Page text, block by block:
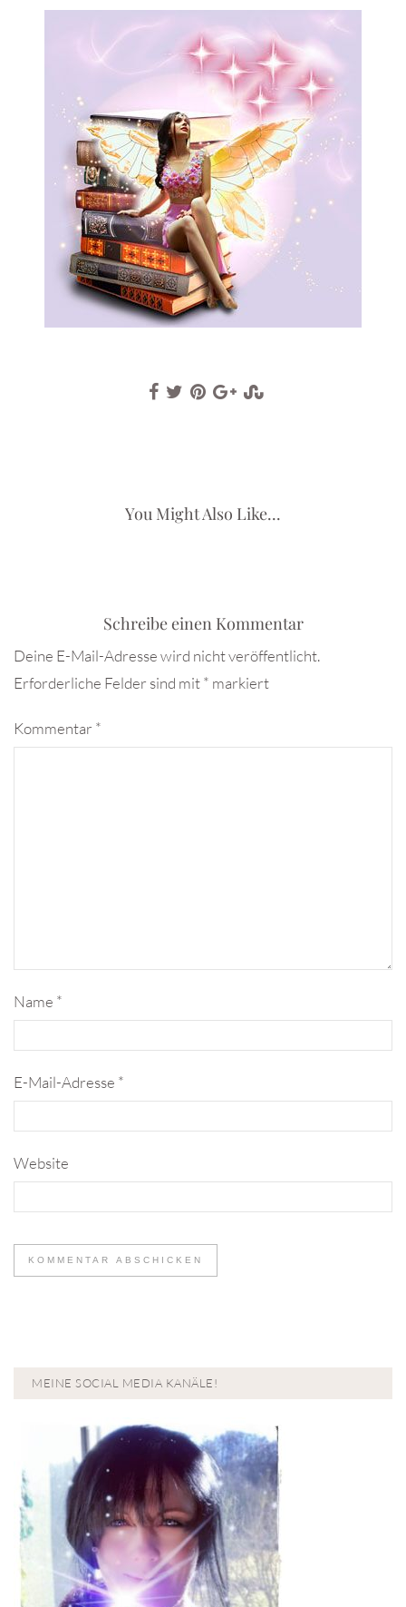
You Might Also Like...
Schreibe einen Kommentar
Deine E-Mail-Adresse wird nicht veröffentlicht.
Erforderliche Felder sind mit* markiert
Kommentar *
Name *
E-Mail-Adresse *
Website
MEINE SOCIAL MEDIA KANÄLE!